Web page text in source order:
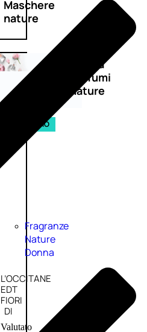
Maschere
nature
Novità
profumi
nature
PROMO
Fragranze
Nature
Donna
L’OCCITANE
EDT
FIORI
DI
Valutato